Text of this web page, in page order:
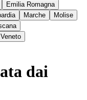
Emilia Romagna
Marche
Molise
Veneto
dai